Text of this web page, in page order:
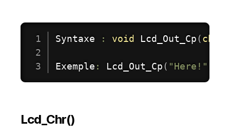
Syntaxe : void Lcd_Out_Cp(char
Exemple : Lcd_Out_Cp( "Here!"
Lcd_Chr()